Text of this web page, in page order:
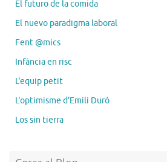
El futuro de la comida
El nuevo paradigma laboral
Fent @mics
Infància en risc
L'equip petit
L'optimisme d'Emili Duró
Los sin tierra